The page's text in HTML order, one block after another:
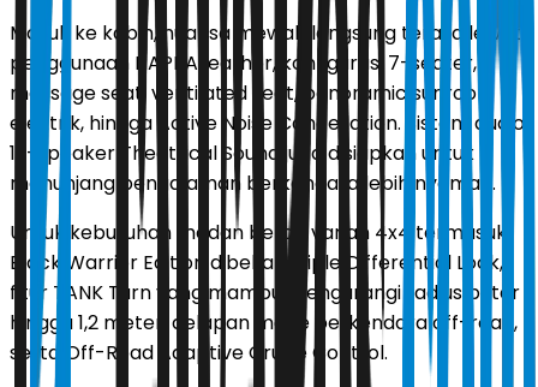
Masuk ke kabin, nuansa mewah langsung terasa lewat
penggunaan NAPPA leather, konfigurasi 7-seater,
massage seat, ventilated seat, panoramic sunroof
elektrik, hingga Active Noise Cancellation. Sistem audio
12-speaker Theatrical Sound juga disiapkan untuk
menunjang pengalaman berkendara lebih nyaman.
Untuk kebutuhan medan berat, varian 4x4 termasuk
Black Warrior Edition dibekali Triple Differential Lock,
fitur TANK Turn yang mampu mengurangi radius putar
hingga 1,2 meter, delapan mode berkendara off-road,
serta Off-Road Adaptive Cruise Control.